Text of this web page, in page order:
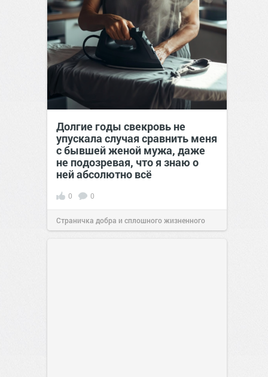
Долгие годы свекровь не
упускала случая сравнить меня
с бывшей женой мужа, даже
не подозревая, что я знаю о
ней абсолютно всё
0 0
Страничка добра и сплошного жизненного